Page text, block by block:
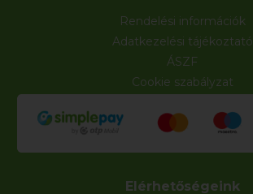
Rendelési információk
Adatkezelési tájékoztató
ÁSZF
Cookie szabályzat
Elérhetőségeink